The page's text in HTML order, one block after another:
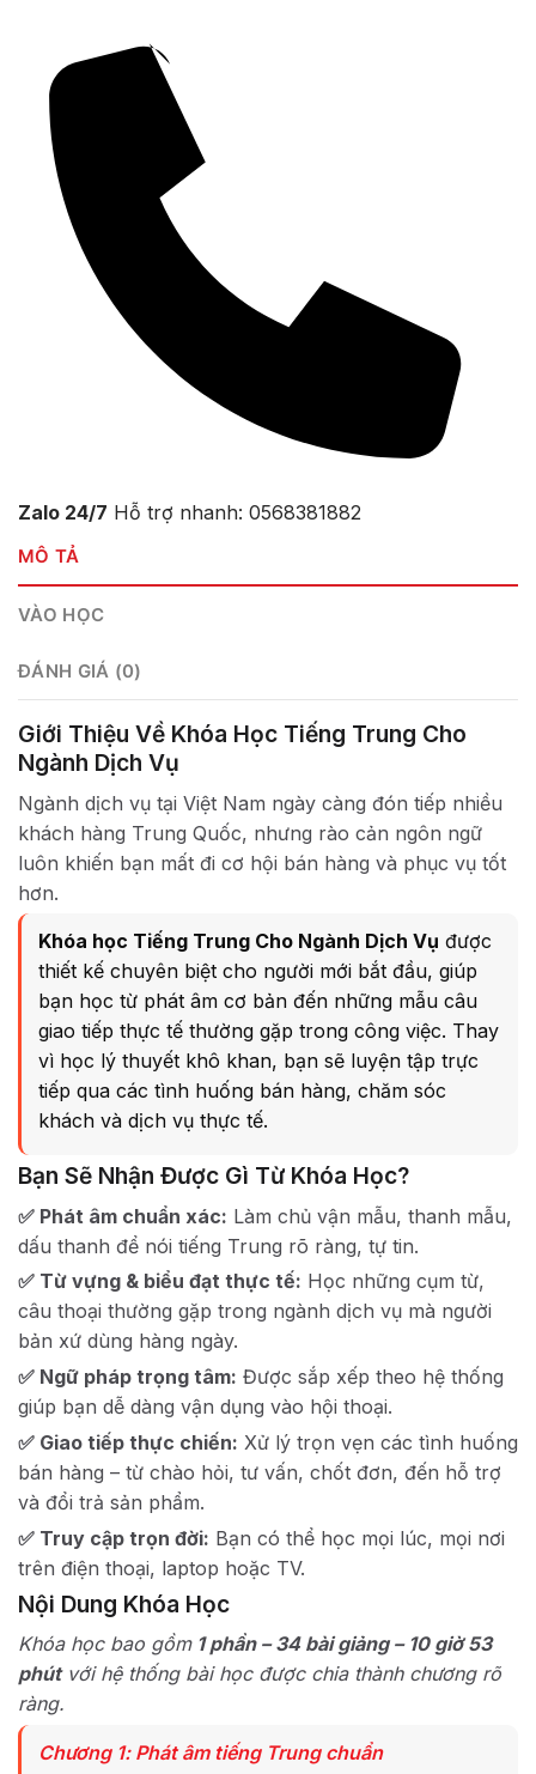
Zalo 24/7 Hỗ trợ nhanh: 0568381882
MÔ TẢ
VÀO HỌC
ĐÁNH GIÁ (0)
Giới Thiệu Về Khóa Học Tiếng Trung Cho
Ngành Dịch Vụ
Ngành dịch vụ tại Việt Nam ngày càng đón tiếp nhiều
khách hàng Trung Quốc, nhưng rào cản ngôn ngữ
luôn khiến bạn mất đi cơ hội bán hàng và phục vụ tốt
hơn.
Khóa học Tiếng Trung Cho Ngành Dịch Vụ được
thiết kế chuyên biệt cho người mới bắt đầu, giúp
bạn học từ phát âm cơ bản đến những mẫu câu
giao tiếp thực tế thường gặp trong công việc. Thay
vì học lý thuyết khô khan, bạn sẽ luyện tập trực
tiếp qua các tình huống bán hàng, chăm sóc
khách và dịch vụ thực tế.
Bạn Sẽ Nhận Được Gì Từ Khóa Học?
✅ Phát âm chuẩn xác: Làm chủ vận mẫu, thanh mẫu,
dấu thanh để nói tiếng Trung rõ ràng, tự tin.
✅ Từ vựng & biểu đạt thực tế: Học những cụm từ,
câu thoại thường gặp trong ngành dịch vụ mà người
bản xứ dùng hàng ngày.
✅ Ngữ pháp trọng tâm: Được sắp xếp theo hệ thống
giúp bạn dễ dàng vận dụng vào hội thoại.
✅ Giao tiếp thực chiến: Xử lý trọn vẹn các tình huống
bán hàng – từ chào hỏi, tư vấn, chốt đơn, đến hỗ trợ
và đổi trả sản phẩm.
✅ Truy cập trọn đời: Bạn có thể học mọi lúc, mọi nơi
trên điện thoại, laptop hoặc TV.
Nội Dung Khóa Học
Khóa học bao gồm1 phần – 34 bài giảng – 10 giờ 53
phútvới hệ thống bài học được chia thành chương rõ
ràng.
Chương 1: Phát âm tiếng Trung chuẩn